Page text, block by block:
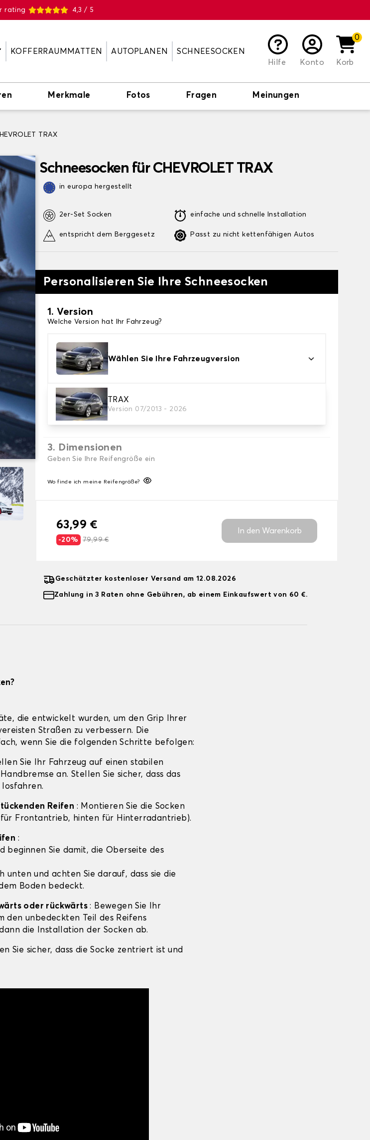
4,3 / 5
KOFFERRAUMMATTEN AUTOPLANEN
SCHNEESOCKEN
Hilfe
Konto
0
Korb
Merkmale Fotos Fragen Meinungen
TRAX
Schneesocken für CHEVROLET TRAX
in europa hergestellt
2er-Set Socken
entspricht dem Berggesetz
einfache und schnelle Installation
Passt zu nicht kettenfähigen Autos
Personalisieren Sie Ihre Schneesocken
1. Version
Welche Version hat Ihr Fahrzeug?
Wählen Sie Ihre Fahrzeugversion
TRAX
Version 07/2013 - 2026
2. Finishing Schneesocke
Wählen Sie die passenden Schneesocken für Ihre Bedürfnisse.
3. Dimensionen
Geben Sie Ihre Reifengröße ein
Wo finde ich meine Reifengröße?
63,99 €
-20% 79,99 €
In den Warenkorb
Geschätzter kostenloser Versand am 12.08.2026
Zahlung in 3 Raten ohne Gebühren, ab einem Einkaufswert von 60 €.
die entwickelt wurden, um den Grip Ihrer
Straßen zu verbessern. Die
wenn Sie die folgenden Schritte befolgen:
Sie Ihr Fahrzeug auf einen stabilen
an. Stellen Sie sicher, dass das
Reifen : Montieren Sie die Socken
Frontantrieb, hinten für Hinterradantrieb).
:
beginnen Sie damit, die Oberseite des
unten und achten Sie darauf, dass sie die
Boden bedeckt.
oder rückwärts: Bewegen Sie Ihr
den unbedeckten Teil des Reifens
die Installation der Socken ab.
Sie sicher, dass die Socke zentriert ist und